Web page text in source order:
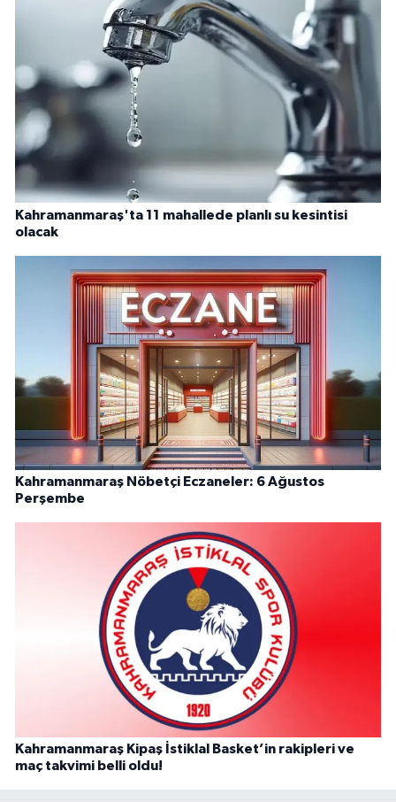
Kahramanmaraş'ta 11 mahallede planlı su kesintisi
olacak
Kahramanmaraş Nöbetçi Eczaneler: 6 Ağustos
Perşembe
Kahramanmaraş Kipaş İstiklal Basket’in rakipleri ve
maç takvimi belli oldu!